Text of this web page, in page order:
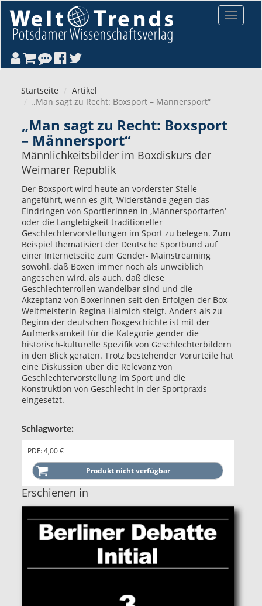
Toggle
Startseite
Artikel
„Man sagt zu Recht: Boxsport – Männersport“
„Man sagt zu Recht: Boxsport
– Männersport“
Männlichkeitsbilder im Boxdiskurs der
Weimarer Republik
Der Boxsport wird heute an vorderster Stelle
angeführt, wenn es gilt, Widerstände gegen das
Eindringen von Sportlerinnen in ‚Männersportarten‘
oder die Langlebigkeit traditioneller
Geschlechtervorstellungen im Sport zu belegen. Zum
Beispiel thematisiert der Deutsche Sportbund auf
einer Internetseite zum Gender- Mainstreaming
sowohl, daß Boxen immer noch als unweiblich
angesehen wird, als auch, daß diese
Geschlechterrollen wandelbar sind und die
Akzeptanz von Boxerinnen seit den Erfolgen der Box-
Weltmeisterin Regina Halmich steigt. Anders als zu
Beginn der deutschen Boxgeschichte ist mit der
Aufmerksamkeit für die Kategorie gender die
historisch-kulturelle Spezifik von Geschlechterbildern
in den Blick geraten. Trotz bestehender Vorurteile hat
eine Diskussion über die Relevanz von
Geschlechtervorstellung im Sport und die
Konstruktion von Geschlecht in der Sportpraxis
eingesetzt.
Schlagworte:
PDF: 4,00 €
Erschienen in